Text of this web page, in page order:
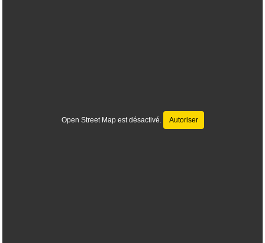
Open Street Map est désactivé. Autoriser